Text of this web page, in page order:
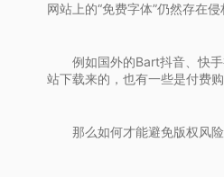
网站上的“免费字体”仍然存在侵
例如国外的Bart抖音、快
站下载来的，也有一些是付费
那么如何才能避免版权风